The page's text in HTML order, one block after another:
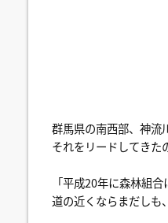
群馬県の南西部、神流
それをリードしてきた
「平成20年に森林組
道の近くならまだしも